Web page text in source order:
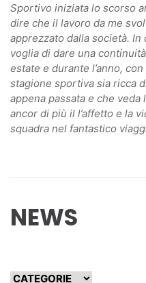
Sportivo iniziata lo scorso
dire che il lavoro da me
apprezzato dalla società. In
voglia di dare una
estate e durante l’anno,
stagione sportiva sia ricca
appena passata e che
ancor di più il l’affetto e la
squadra nel fantastico
NEWS